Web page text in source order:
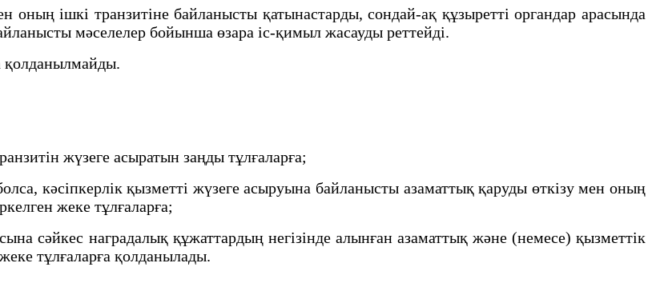
ішкі транзитіне байланысты қатынастарды, сондай-ақ құзыретті органдар арасында
мәселелер бойынша өзара іс-қимыл жасауды реттейді.
қолданылмайды.
жүзеге асыратын заңды тұлғаларға;
кәсіпкерлік қызметті жүзеге асыруына байланысты азаматтық қаруды өткізу мен оның
жеке тұлғаларға;
сәйкес наградалық құжаттардың негізінде алынған азаматтық және (немесе) қызметтік
тұлғаларға қолданылады.